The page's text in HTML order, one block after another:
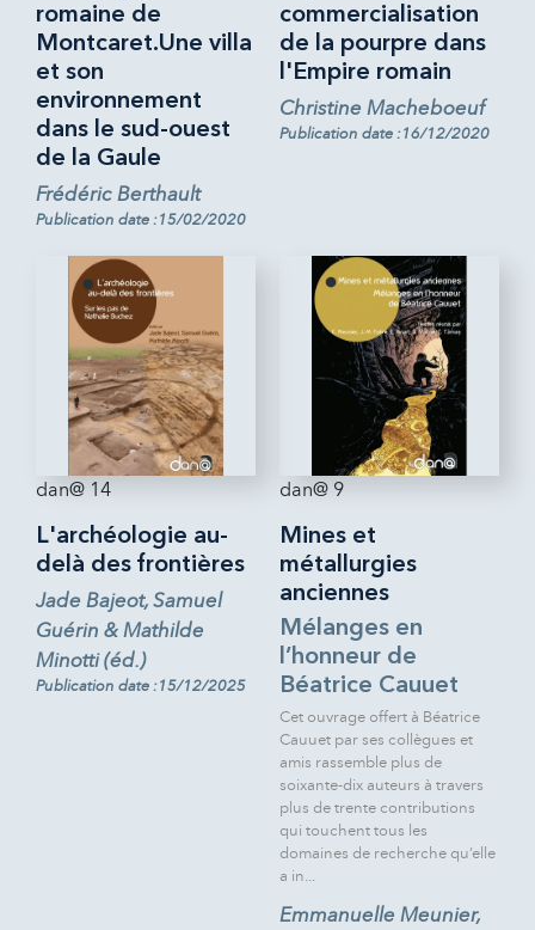
romaine de
Montcaret.Une villa
et son
environnement
dans le sud-ouest
de la Gaule
Frédéric Berthault
Publication date :15/02/2020
commercialisation
de la pourpre dans
l'Empire romain
Christine Macheboeuf
Publication date :16/12/2020
dan@ 14
L'archéologie au-
delà des frontières
Jade Bajeot, Samuel
Guérin & Mathilde
Minotti (éd.)
Publication date :15/12/2025
dan@ 9
Mines et
métallurgies
anciennes
Mélanges en
l’honneur de
Béatrice Cauuet
Cet ouvrage offert à Béatrice
Cauuet par ses collègues et
amis rassemble plus de
soixante-dix auteurs à travers
plus de trente contributions
qui touchent tous les
domaines de recherche qu’elle
a in...
Emmanuelle Meunier,